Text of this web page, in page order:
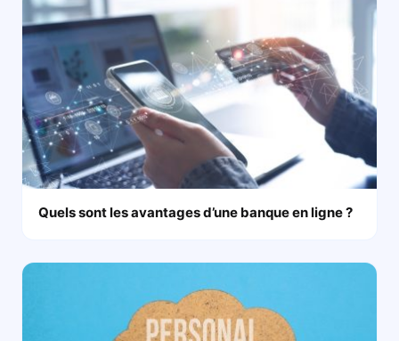
Quels sont les avantages d’une banque en ligne ?